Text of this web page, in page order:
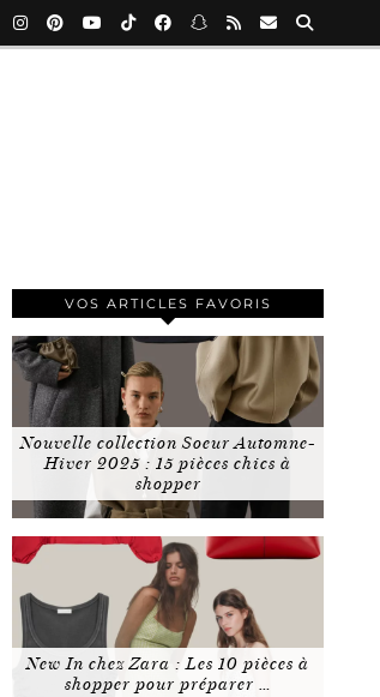
VOS ARTICLES FAVORIS
Nouvelle collection Soeur Automne-
Hiver 2025 : 15 pièces chics à
shopper
New In chez Zara : Les 10 pièces à
shopper pour préparer …